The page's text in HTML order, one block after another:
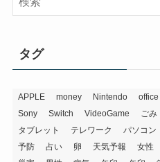
タグ
APPLE money Nintendo office
Sony
Switch VideoGame ごみ
タブレット
テレワーク パソコン
予防
占い 卵 天気予報 女性